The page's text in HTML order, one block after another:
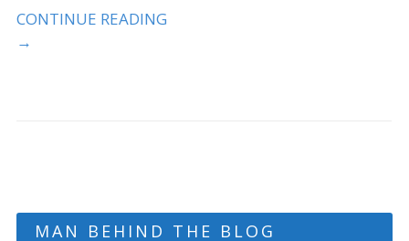
CONTINUE READING
→
MAN BEHIND THE BLOG